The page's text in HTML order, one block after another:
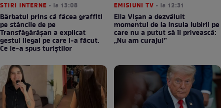
STIRI INTERNE • la 13:08
Bărbatul prins că făcea graffiti
pe stâncile de pe
Transfăgărășan a explicat
gestul ilegal pe care l-a făcut.
Ce le-a spus turiștilor
EMISIUNI TV • la 12:31
Ella Vișan a dezvăluit
momentul de la Insula Iubirii pe
care nu a putut să îl privească:
„Nu am curajul”